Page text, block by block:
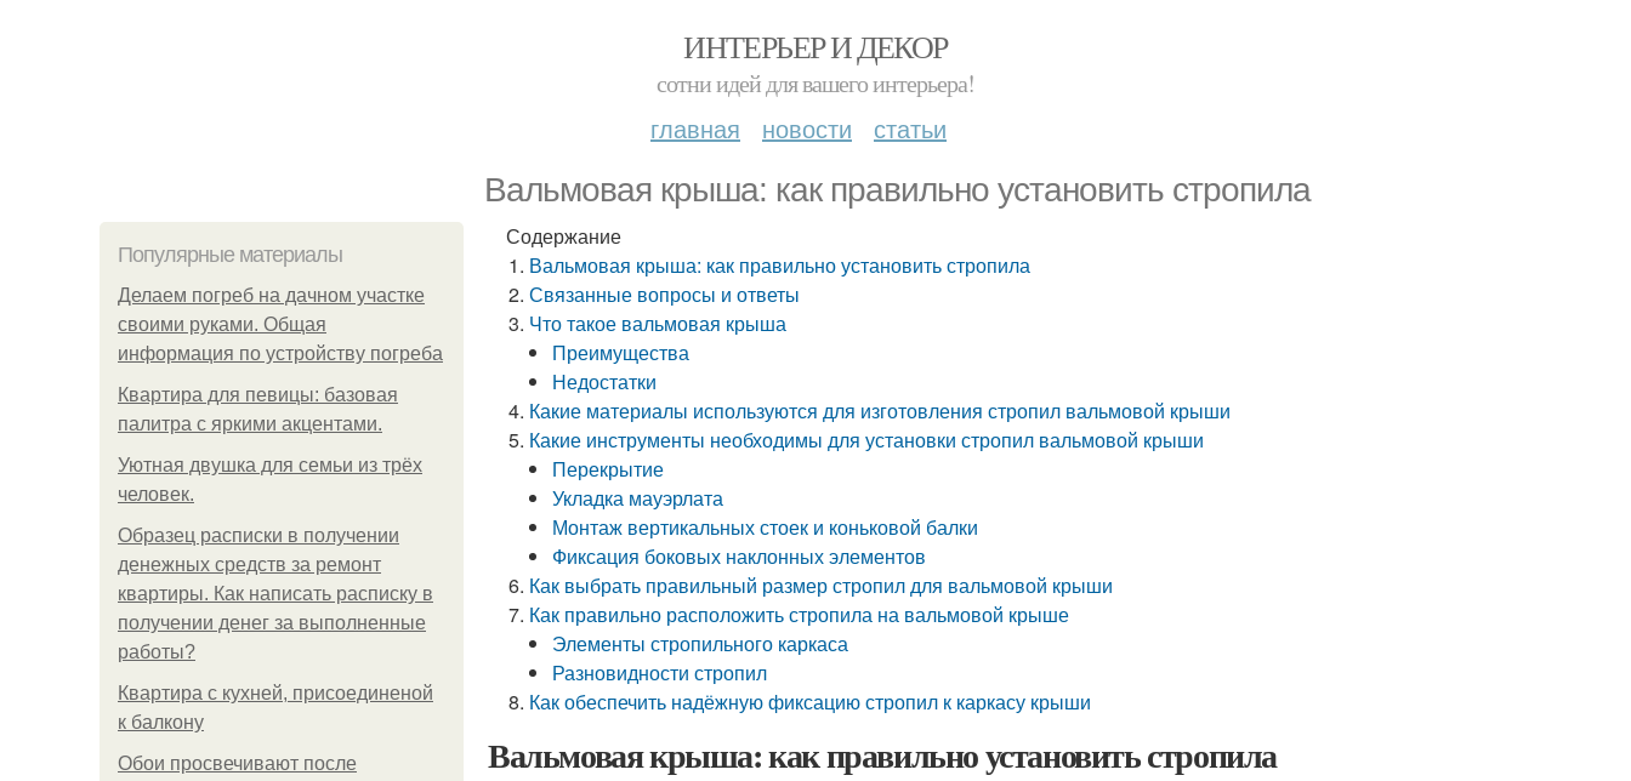
ИНТЕРЬЕР И ДЕКОР
сотни идей для вашего интерьера!
главная новости статьи
Вальмовая крыша: как правильно установить стропила
Популярные материалы
Делаем погреб на дачном участке
своими руками. Общая
информация по устройству погреба
Квартира для певицы: базовая
палитра с яркими акцентами.
Уютная двушка для семьи из трёх
человек.
Образец расписки в получении
денежных средств за ремонт
квартиры. Как написать расписку в
получении денег за выполненные
работы?
Квартира с кухней, присоединеной
к балкону
Обои просвечивают после
Содержание
Вальмовая крыша: как правильно установить стропила
Связанные вопросы и ответы
Что такое вальмовая крыша
Преимущества
Недостатки
Какие материалы используются для изготовления стропил вальмовой крыши
Какие инструменты необходимы для установки стропил вальмовой крыши
Перекрытие
Укладка мауэрлата
Монтаж вертикальных стоек и коньковой балки
Фиксация боковых наклонных элементов
Как выбрать правильный размер стропил для вальмовой крыши
Как правильно расположить стропила на вальмовой крыше
Элементы стропильного каркаса
Разновидности стропил
Как обеспечить надёжную фиксацию стропил к каркасу крыши
Вальмовая крыша: как правильно установить стропила